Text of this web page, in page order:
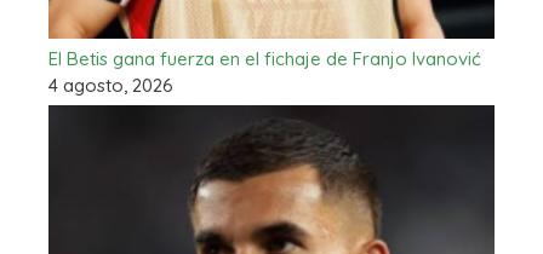
El Betis gana fuerza en el fichaje de Franjo Ivanović
4 agosto, 2026